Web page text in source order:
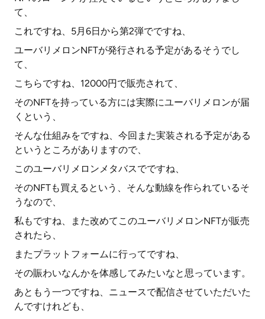
て、
これですね、5月6日から第2弾でですね、
ユーバリメロンNFTが発行される予定があるそうでし
て、
こちらですね、12000円で販売されて、
そのNFTを持っている方には実際にユーバリメロンが届
くという、
そんな仕組みをですね、今回また実装される予定がある
というところがありますので、
このユーバリメロンメタバスでですね、
そのNFTも買えるという、そんな動線を作られているそ
うなので、
私もですね、また改めてこのユーバリメロンNFTが販売
されたら、
またプラットフォームに行ってですね、
その賑わいなんかを体感してみたいなと思っています。
あともう一つですね、ニュースで配信させていただいた
んですけれども、